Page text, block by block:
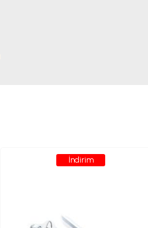
İndirim